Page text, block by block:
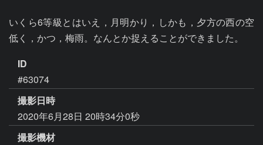
いくら6等級とはいえ，月明かり，しかも，夕方の西の空
低く，かつ，梅雨。なんとか捉えることができました。
ID
#63074
撮影日時
2020年6月28日 20時34分0秒
撮影機材